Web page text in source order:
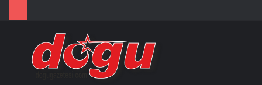
Arama